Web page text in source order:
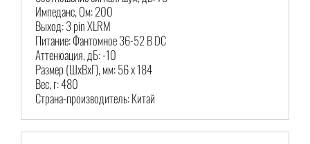
Импеданс, Ом: 200
Выход: 3 pin XLRM
Питание: Фантомное 36-52 В DC
Аттенюация, дБ: -10
Размер (ШхВхГ), мм: 56 х 184
Вес, г: 480
Страна-производитель: Китай